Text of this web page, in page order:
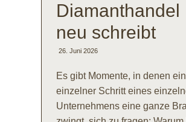
Diamanthandel
neu schreibt
26. Juni 2026
Es gibt Momente, in denen ein
einzelner Schritt eines
Unternehmens eine ganze